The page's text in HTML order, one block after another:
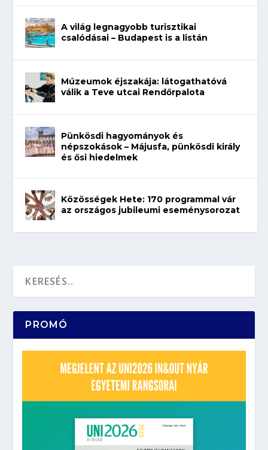
A világ legnagyobb turisztikai
csalódásai – Budapest is a listán
Múzeumok éjszakája: látogathatóvá
válik a Teve utcai Rendőrpalota
Pünkösdi hagyományok és
népszokások – Májusfa, pünkösdi király
és ősi hiedelmek
Közösségek Hete: 170 programmal vár
az országos jubileumi eseménysorozat
PROMÓ